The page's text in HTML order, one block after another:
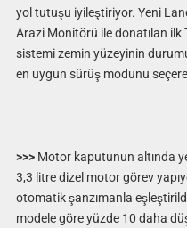
yol tutuşu iyileştiriyor. Yeni
Arazi Monitörü ile donatılan
sistemi zemin yüzeyinin
en uygun sürüş modunu
>>>Motor kaputunun altında
3,3 litre dizel motor görev
otomatik şanzımanla
modele göre yüzde 10 daha